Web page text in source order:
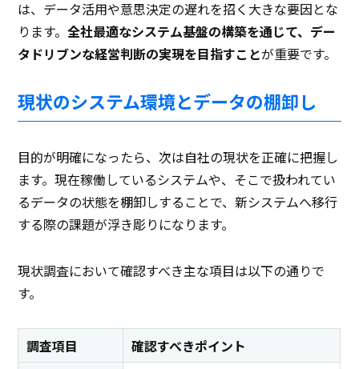
は、データ活用や意思決定の遅れを招く大きな要因とな
ります。全社最適なシステム基盤の構築を通じて、デー
タドリブンな経営判断の実現を目指すことが重要です。
現状のシステム環境とデータの棚卸し
目的が明確になったら、次は自社の現状を正確に把握し
ます。現在稼働しているシステムや、そこで扱われてい
るデータの状態を棚卸しすることで、新システムへ移行
する際の課題が浮き彫りになります。
現状調査において確認すべき主な項目は以下の通りで
す。
調査項目
確認すべきポイント